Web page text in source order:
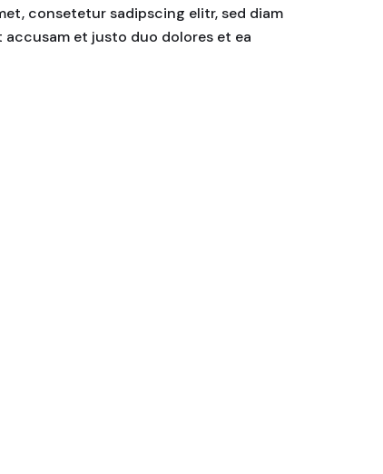
consetetur sadipscing elitr, sed diam
et justo duo dolores et ea